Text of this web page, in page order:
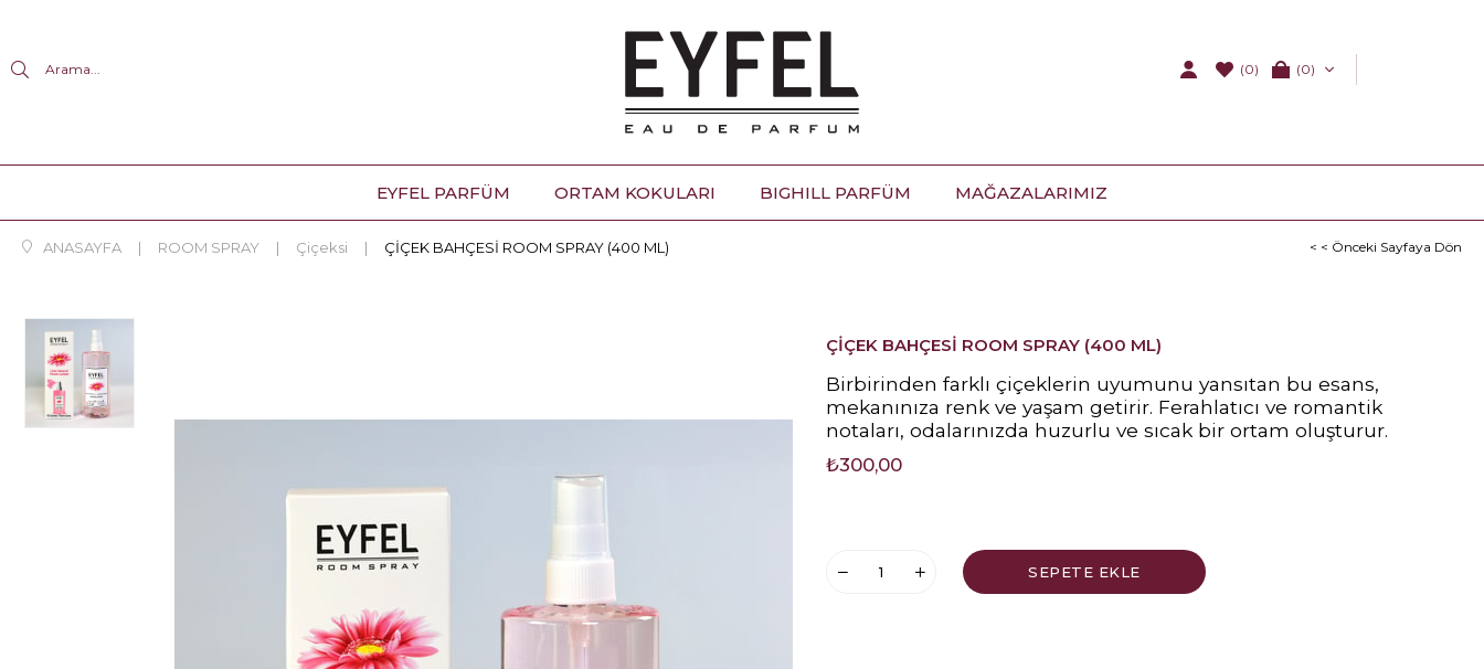
Arama... (0) 0
EYFEL PARFÜM ORTAM KOKULARI BIGHILL PARFÜM MAĞAZALARIMIZ
ANASAYFA ROOM SPRAY Çiçeksi ÇİÇEK BAHÇESİ ROOM SPRAY (400 ML) < < Önceki Sayfaya Dön
ÇİÇEK BAHÇESİ ROOM SPRAY (400 ML)
Birbirinden farklı çiçeklerin uyumunu yansıtan bu esans,
mekanınıza renk ve yaşam getirir. Ferahlatıcı ve romantik
notaları, odalarınızda huzurlu ve sıcak bir ortam oluşturur.
₺300,00